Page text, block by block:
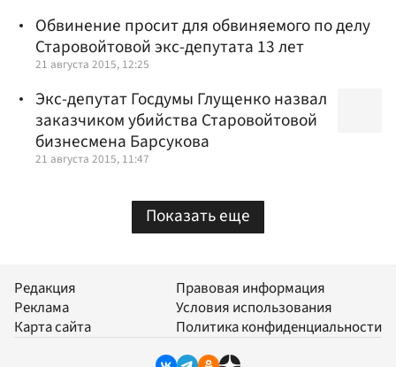
Обвинение просит для обвиняемого по делу
Старовойтовой экс-депутата 13 лет
21 августа 2015, 12:25
Экс-депутат Госдумы Глущенко назвал
заказчиком убийства Старовойтовой
бизнесмена Барсукова
21 августа 2015, 11:47
Показать еще
Редакция
Реклама
Карта сайта
Правовая информация
Условия использования
Политика конфиденциальности